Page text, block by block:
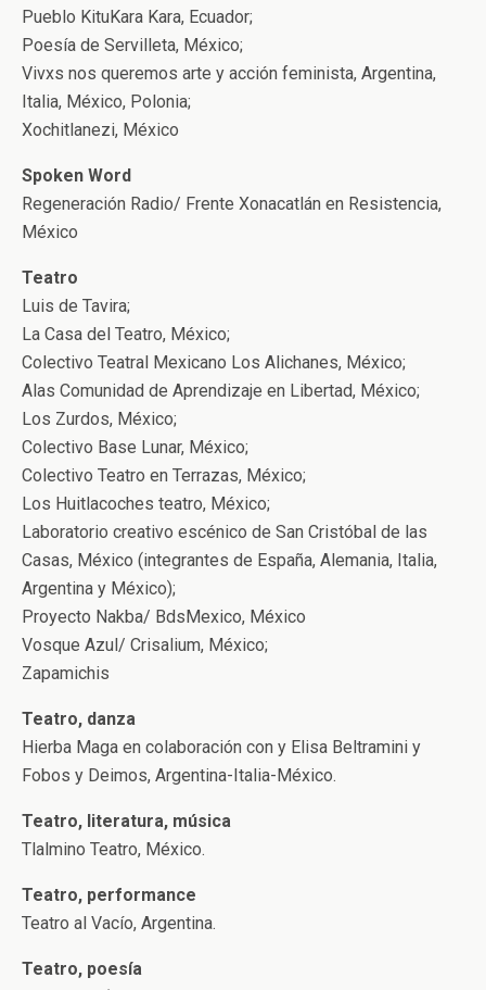
Pueblo KituKara Kara, Ecuador;
Poesía de Servilleta, México;
Vivxs nos queremos arte y acción feminista, Argentina,
Italia, México, Polonia;
Xochitlanezi, México
Spoken Word
Regeneración Radio/ Frente Xonacatlán en Resistencia,
México
Teatro
Luis de Tavira;
La Casa del Teatro, México;
Colectivo Teatral Mexicano Los Alichanes, México;
Alas Comunidad de Aprendizaje en Libertad, México;
Los Zurdos, México;
Colectivo Base Lunar, México;
Colectivo Teatro en Terrazas, México;
Los Huitlacoches teatro, México;
Laboratorio creativo escénico de San Cristóbal de las
Casas, México (integrantes de España, Alemania, Italia,
Argentina y México);
Proyecto Nakba/ BdsMexico, México
Vosque Azul/ Crisalium, México;
Zapamichis
Teatro, danza
Hierba Maga en colaboración con y Elisa Beltramini y
Fobos y Deimos, Argentina-Italia-México.
Teatro, literatura, música
Tlalmino Teatro, México.
Teatro, performance
Teatro al Vacío, Argentina.
Teatro, poesía